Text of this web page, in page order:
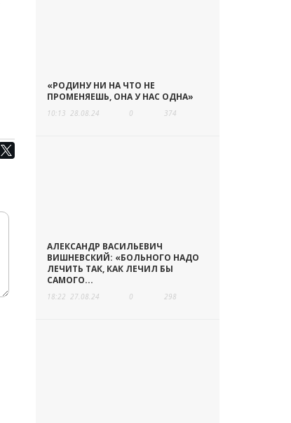
«РОДИНУ НИ НА ЧТО НЕ
ПРОМЕНЯЕШЬ, ОНА У НАС ОДНА»
10:13 28.08.24 0 374
АЛЕКСАНДР ВАСИЛЬЕВИЧ
ВИШНЕВСКИЙ: «БОЛЬНОГО НАДО
ЛЕЧИТЬ ТАК, КАК ЛЕЧИЛ БЫ
САМОГО...
18:22 27.08.24 0 298